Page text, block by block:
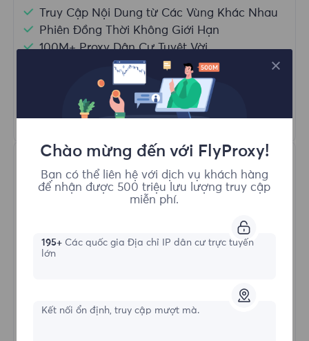
Truy Cập Nội Dung từ Các Vùng Khác Nhau
Phiên Đồng Thời Không Giới Hạn
100M+ Proxy Dân Cư Tuyệt Vời
Quay Proxy Tự Động
HTTP(S)/SOCKS5
Tìm hiểu thêm
Proxy Dân cư Không giới hạn
Hình thức bắt đầu
Chào mừng đến với FlyProxy!
Bạn có thể liên hệ với dịch vụ khách hàng
để nhận được 500 triệu lưu lượng truy cập
miễn phí.
195+Các quốc gia Địa chỉ IP dân cư trực tuyến
lớn
Kết nối ổn định, truy cập mượt mà.